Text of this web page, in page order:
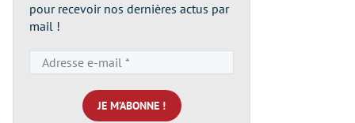
pour recevoir nos dernières actus par
mail !
e-
mail
*